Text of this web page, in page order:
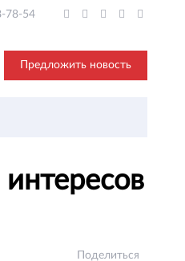
78-54
Предложить новость
Поделиться